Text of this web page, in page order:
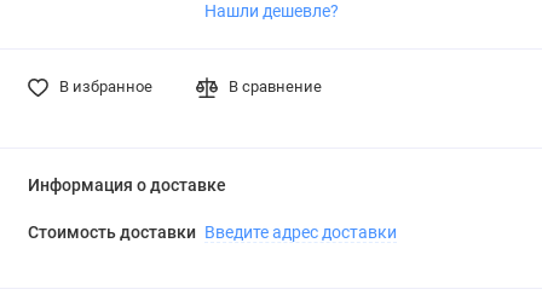
Нашли дешевле?
В избранное В сравнение
Информация о доставке
Стоимость доставки Введите адрес доставки